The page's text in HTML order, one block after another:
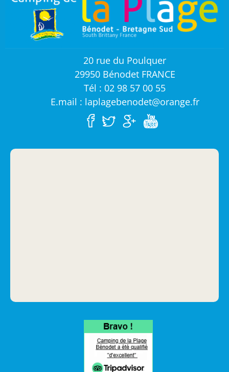
20 rue du Poulquer
29950 Bénodet FRANCE
Tél : 02 98 57 00 55
E.mail : laplagebenodet@orange.fr